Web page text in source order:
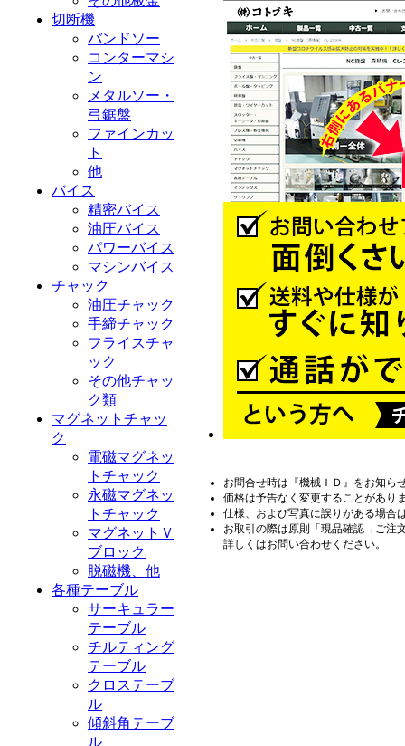
切断機
バンドソー
コンターマシ
ン
メタルソー・
弓鋸盤
ファインカッ
ト
他
バイス
精密バイス
油圧バイス
パワーバイス
マシンバイス
チャック
油圧チャック
手締チャック
フライスチャ
ック
その他チャッ
ク類
マグネットチャッ
ク
電磁マグネッ
トチャック
永磁マグネッ
トチャック
マグネットＶ
ブロック
脱磁機、他
各種テーブル
サーキュラー
テーブル
チルティング
テーブル
クロステーブ
ル
傾斜角テーブ
ル
お問合せ時は『機械ＩＤ』をお知ら
価格は予告なく変更することがあり
仕様、および写真に誤りがある場合
お取引の際は原則「現品確認→ご
詳しくはお問い合わせください。